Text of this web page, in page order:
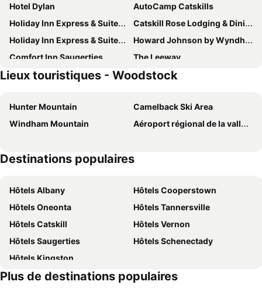
Hotel Dylan
AutoCamp Catskills
Holiday Inn Express & Suites Kingston-ulster By Ihg
Catskill Rose Lodging & Dining
Holiday Inn Express & Suites Saugerties - Hudson Valley By Ihg
Howard Johnson by Wyndham Saugerties
Comfort Inn Saugerties
The Leeway
Hampton Inn Kingston
Kingston Hotel And Conference Center
Super 8 Kingston
Emerson Resort & Spa
Diamond Mills Hotel
Village Inn Saugerties
Jessie's Harvest House
The Graham & Co.
Tannersville Villageon SawMill Creek Room #9- 1 Queen
Tannersville Village on SawMill Creek Room #4- 1 Queen
Tannersville Village on SawMill Creek Room #6 - 1 Queen
Tannersville Village on Saw Mill Creek Room #1- 1 Queen
The Forsyth B&B
Phoenicia Lodge
Hunter Lodge, a Bluebird by Lark
The Rhinecliff
Kaatskill Mountain Club
Kaatskill Mountain Club
Lieux touristiques - Woodstock
Hunter Mountain
Camelback Ski Area
Windham Mountain
Aéroport régional de la vallée de l’Hudson
Destinations populaires
Hôtels Albany
Hôtels Cooperstown
Hôtels Oneonta
Hôtels Tannersville
Hôtels Catskill
Hôtels Vernon
Hôtels Saugerties
Hôtels Schenectady
Hôtels Kingston
Plus de destinations populaires